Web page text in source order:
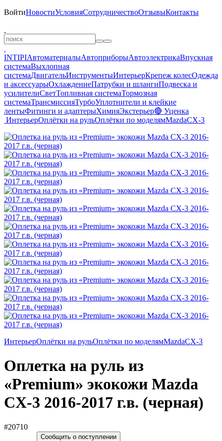
ВойтиНовостиУсловияСотрудничествоОтзывыКонтакты
INTIPIАвтоматериалыАвтоприборыАвтоэлектрикаВпускная
системаВыхлопная
системаДвигательИнструментыИнтерьерКрепеж колесОдежда
и аксессуарыОхлаждениеПатрубки и шлангиПодвеска и
усилителиСветТопливная системаТормозная
системаТрансмиссияТурбоУплотнители и клейкие
лентыФитинги и адаптерыХимияЭкстерьер🔴 Уценка
ИнтерьерОплётки на рульОплётки по моделямMazdaCX-3
ИнтерьерОплётки на рульОплётки по моделямMazdaCX-3
Оплетка на руль из
«Premium» экокожи Mazda
CX-3 2016-2017 г.в. (черная)
#20710
Сообщить о поступлении